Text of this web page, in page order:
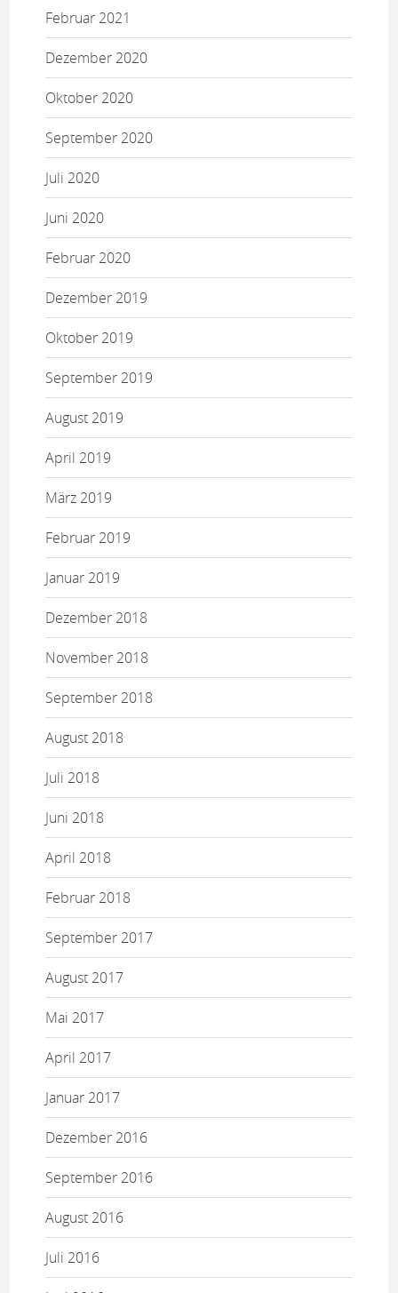
Februar 2021
Dezember 2020
Oktober 2020
September 2020
Juli 2020
Juni 2020
Februar 2020
Dezember 2019
Oktober 2019
September 2019
August 2019
April 2019
März 2019
Februar 2019
Januar 2019
Dezember 2018
November 2018
September 2018
August 2018
Juli 2018
Juni 2018
April 2018
Februar 2018
September 2017
August 2017
Mai 2017
April 2017
Januar 2017
Dezember 2016
September 2016
August 2016
Juli 2016